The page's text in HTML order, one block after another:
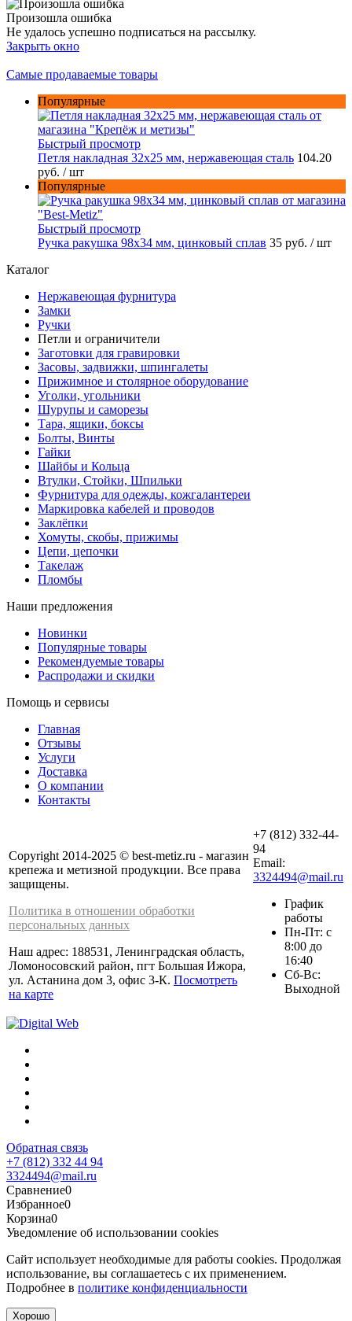
Произошла ошибка
Не удалось успешно подписаться на рассылку.
Закрыть окно
Самые продаваемые товары
Популярные
Быстрый просмотр
Петля накладная 32х25 мм, нержавеющая сталь 104.20
руб. / шт
Популярные
Быстрый просмотр
Ручка ракушка 98x34 мм, цинковый сплав 35 руб. / шт
Каталог
Нержавеющая фурнитура
Замки
Ручки
Петли и ограничители
Заготовки для гравировки
Засовы, задвижки, шпингалеты
Прижимное и столярное оборудование
Уголки, угольники
Шурупы и саморезы
Тара, ящики, боксы
Болты, Винты
Гайки
Шайбы и Кольца
Втулки, Стойки, Шпильки
Фурнитура для одежды, кожгалантереи
Маркировка кабелей и проводов
Заклёпки
Хомуты, скобы, прижимы
Цепи, цепочки
Такелаж
Пломбы
Наши предложения
Новинки
Популярные товары
Рекомендуемые товары
Распродажи и скидки
Помощь и сервисы
Главная
Отзывы
Услуги
Доставка
О компании
Контакты
Copyright 2014-2025 © best-metiz.ru - магазин
крепежа и метизной продукции. Все права
защищены.
Политика в отношении обработки
персональных данных
Наш адрес: 188531, Ленинградская область,
Ломоносовский район, пгт Большая Ижора,
ул. Астанина дом 3, офис 3-К. Посмотреть
на карте
+7 (812) 332-44-
94
Email:
3324494@mail.ru
График
работы
Пн-Пт: с
8:00 до
16:40
Сб-Вс:
Выходной
Обратная связь
+7 (812) 332 44 94
3324494@mail.ru
Сравнение0
Избранное0
Корзина0
Уведомление об использовании cookies
Сайт использует необходимые для работы cookies. Продолжая
использование, вы соглашаетесь с их применением.
Подробнее в политике конфиденциальности
Хорошо